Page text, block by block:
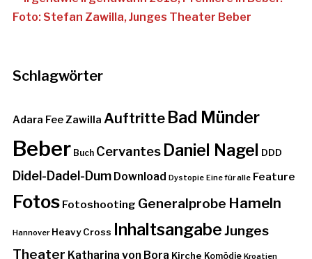
Schlagwörter
Adara Fee Zawilla Auftritte Bad Münder
Beber Buch Cervantes Daniel Nagel DDD
Didel-Dadel-Dum Download Dystopie Eine für alle Feature
Fotos Fotoshooting Generalprobe Hameln
Hannover Heavy Cross InhaltsangabeJunges
Theater Katharina von Bora Kirche Komödie Kroatien